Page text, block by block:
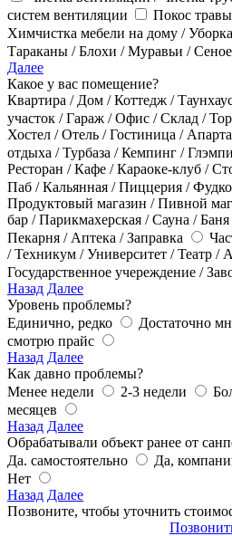
систем вентиляции
Покос
Химчистка мебели на дому /
Тараканы / Блохи / Муравьи /
Далее
Какое у вас помещение?
Квартира / Дом / Коттедж /
участок / Гараж / Офис / Склад /
Хостел / Отель / Гостиница /
отдыха / Турбаза / Кемпинг /
Ресторан / Кафе / Караоке-клуб /
Паб / Кальянная / Пиццерия /
Продуктовый магазин / Пивной
бар / Парикмахерская / Сауна /
Пекарня / Аптека / Заправка
/ Техникум / Университет / Театр /
Государственное учереждение /
Назад Далее
Уровень проблемы?
Единично, редко
Достаточно
смотрю прайс
Назад Далее
Как давно проблемы?
Менее недели
2-3 недели
месяцев
Назад Далее
Обрабатывали объект ранее от
Да. самостоятельно
Да,
Нет
Назад Далее
Позвоните, чтобы уточнить